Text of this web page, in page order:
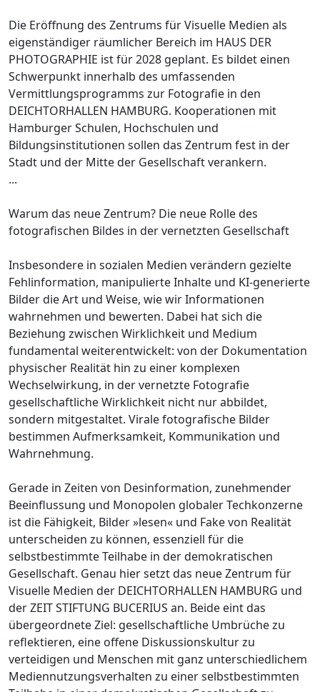
Die Eröffnung des Zentrums für Visuelle Medien als
eigenständiger räumlicher Bereich im HAUS DER
PHOTOGRAPHIE ist für 2028 geplant. Es bildet einen
Schwerpunkt innerhalb des umfassenden
Vermittlungsprogramms zur Fotografie in den
DEICHTORHALLEN HAMBURG. Kooperationen mit
Hamburger Schulen, Hochschulen und
Bildungsinstitutionen sollen das Zentrum fest in der
Stadt und der Mitte der Gesellschaft verankern.
...
Warum das neue Zentrum? Die neue Rolle des
fotografischen Bildes in der vernetzten Gesellschaft
Insbesondere in sozialen Medien verändern gezielte
Fehlinformation, manipulierte Inhalte und KI-generierte
Bilder die Art und Weise, wie wir Informationen
wahrnehmen und bewerten. Dabei hat sich die
Beziehung zwischen Wirklichkeit und Medium
fundamental weiterentwickelt: von der Dokumentation
physischer Realität hin zu einer komplexen
Wechselwirkung, in der vernetzte Fotografie
gesellschaftliche Wirklichkeit nicht nur abbildet,
sondern mitgestaltet. Virale fotografische Bilder
bestimmen Aufmerksamkeit, Kommunikation und
Wahrnehmung.
Gerade in Zeiten von Desinformation, zunehmender
Beeinflussung und Monopolen globaler Techkonzerne
ist die Fähigkeit, Bilder »lesen« und Fake von Realität
unterscheiden zu können, essenziell für die
selbstbestimmte Teilhabe in der demokratischen
Gesellschaft. Genau hier setzt das neue Zentrum für
Visuelle Medien der DEICHTORHALLEN HAMBURG und
der ZEIT STIFTUNG BUCERIUS an. Beide eint das
übergeordnete Ziel: gesellschaftliche Umbrüche zu
reflektieren, eine offene Diskussionskultur zu
verteidigen und Menschen mit ganz unterschiedlichem
Mediennutzungsverhalten zu einer selbstbestimmten